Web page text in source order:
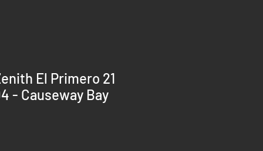
El Primero 21
- Causeway Bay